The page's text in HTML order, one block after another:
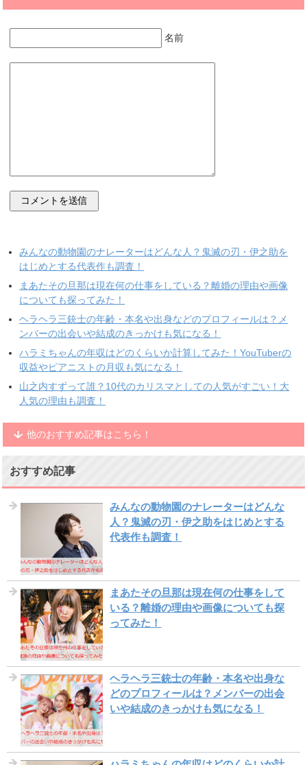
名前
みんなの動物園のナレーターはどんな人？鬼滅の刃・伊之助を
はじめとする代表作も調査！
まあたその旦那は現在何の仕事をしている？離婚の理由や画像
についても探ってみた！
ヘラヘラ三銃士の年齢・本名や出身などのプロフィールは？メ
ンバーの出会いや結成のきっかけも気になる！
ハラミちゃんの年収はどのくらいか計算してみた！YouTuberの
収益やピアニストの月収も気になる！
山之内すずって誰？10代のカリスマとしての人気がすごい！大
人気の理由も調査！
他のおすすめ記事はこちら！
おすすめ記事
みんなの動物園のナレーターはどんな
人？鬼滅の刃・伊之助をはじめとする
代表作も調査！
まあたその旦那は現在何の仕事をして
いる？離婚の理由や画像についても探
ってみた！
ヘラヘラ三銃士の年齢・本名や出身な
どのプロフィールは？メンバーの出会
いや結成のきっかけも気になる！